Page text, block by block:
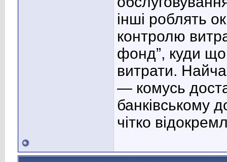
інші роблять
контролю
фонд”, куди
витрати.
— комусь
банківському
чітко